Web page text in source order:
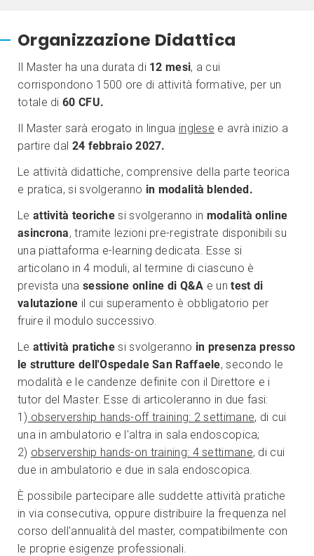
Organizzazione Didattica
Il Master ha una durata di 12 mesi, a cui
corrispondono 1500 ore di attività formative, per un
totale di 60 CFU.
Il Master sarà erogato in lingua inglese e avrà inizio a
partire dal 24 febbraio 2027.
Le attività didattiche, comprensive della parte teorica
e pratica, si svolgeranno in modalità blended.
Le attività teoriche si svolgeranno in modalità online
asincrona, tramite lezioni pre-registrate disponibili su
una piattaforma e-learning dedicata. Esse si
articolano in 4 moduli, al termine di ciascuno è
prevista una sessione online di Q&A e untest di
valutazione il cui superamento è obbligatorio per
fruire il modulo successivo.
Le attività pratiche si svolgeranno in presenza presso
le strutture dell'Ospedale San Raffaele, secondo le
modalità e le candenze definite con il Direttore e i
tutor del Master. Esse di articoleranno in due fasi:
1) observership hands-off training: 2 settimane, di cui
una in ambulatorio e l'altra in sala endoscopica;
2) observership hands-on training: 4 settimane, di cui
due in ambulatorio e due in sala endoscopica.
È possibile partecipare alle suddette attività pratiche
in via consecutiva, oppure distribuire la frequenza nel
corso dell'annualità del master, compatibilmente con
le proprie esigenze professionali.